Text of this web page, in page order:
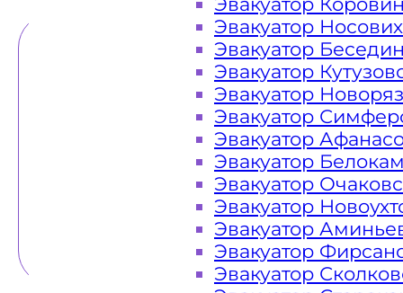
Эвакуатор
Эвакуатор
Эвакуатор
Эвакуатор
Эвакуатор
Эвакуатор
Эвакуатор
Эвакуатор
Эвакуатор
Эвакуатор
Эвакуатор
Эвакуатор